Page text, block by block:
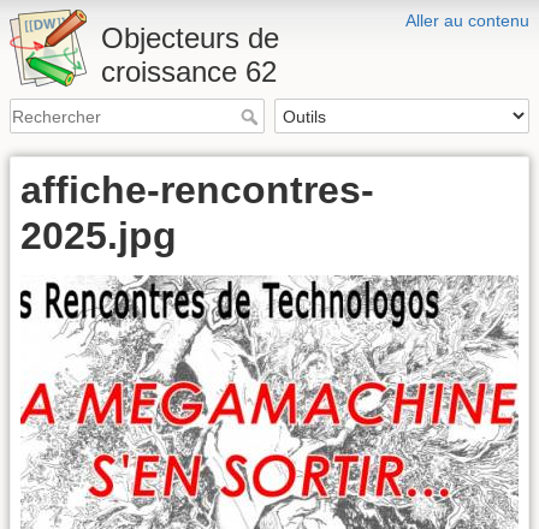
Aller au contenu
Objecteurs de
croissance 62
affiche-rencontres-
2025.jpg